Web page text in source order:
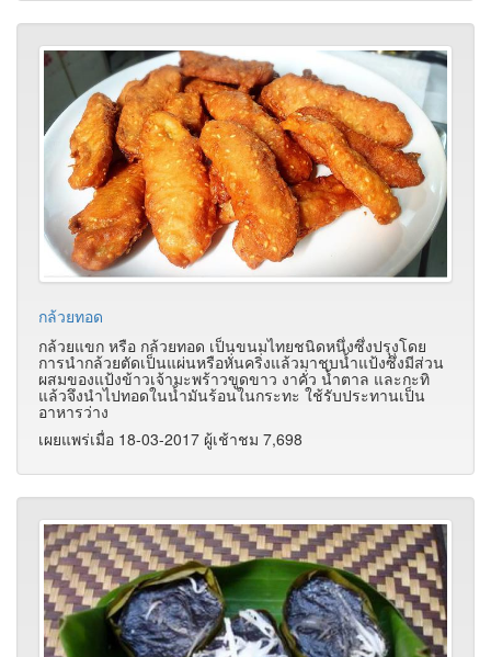
กล้วยทอด
กล้วยแขก หรือ กล้วยทอด เป็นขนมไทยชนิดหนึ่งซึ่งปรุงโดย
การนำกล้วยตัดเป็นแผ่นหรือหั่นคริ่งแล้วมาชุบน้ำแป้งซึ่งมีส่วน
ผสมของแป้งข้าวเจ้ามะพร้าวขูดขาว งาคั่ว น้ำตาล และกะทิ
แล้วจึงนำไปทอดในน้ำมันร้อนในกระทะ ใช้รับประทานเป็น
อาหารว่าง
เผยแพร่เมื่อ 18-03-2017 ผู้เช้าชม 7,698